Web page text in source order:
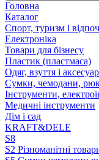
Головна
Каталог
Спорт, туризм і
Електроніка
Товари для бізнесу
Пластик (пластмаса)
Одяг, взуття і
Сумки, чемодани,
Інструменти,
Медичні інструменти
Дім і сад
KRAFT&DELE
S8
S2 Різноманітні